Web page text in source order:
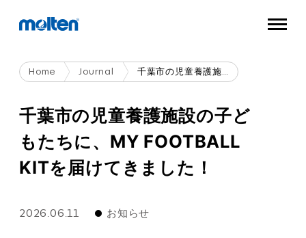
Home Journal
千葉市の児童養護施設の子ど
もたちに、MY FOOTBALL
KITを届けてきました！
2026.06.11 お知らせ